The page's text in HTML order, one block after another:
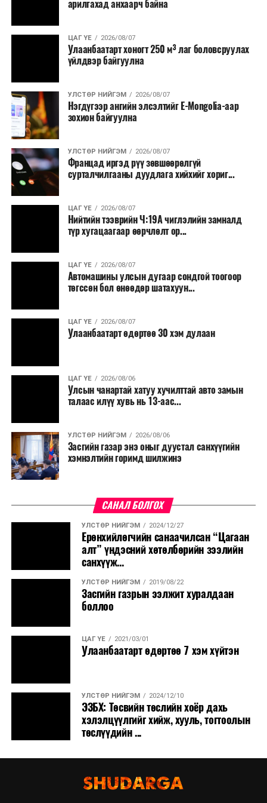
арилгахад анхаарч байна
ЦАГ ҮЕ 2026/08/07
Улаанбаатарт хоногт 250 м³ лаг боловсруулах
үйлдвэр байгуулна
УЛСТӨР НИЙГЭМ 2026/08/07
Нэгдүгээр ангийн элсэлтийг E-Mongolia-аар
зохион байгуулна
УЛСТӨР НИЙГЭМ 2026/08/07
Францад иргэд рүү зөвшөөрөлгүй
сурталчилгааны дуудлага хийхийг хориг...
ЦАГ ҮЕ 2026/08/07
Нийтийн тээврийн Ч:19А чиглэлийн замналд
түр хугацаагаар өөрчлөлт ор...
ЦАГ ҮЕ 2026/08/07
Автомашины улсын дугаар сондгой тоогоор
төгссөн бол өнөөдөр шатахуун...
ЦАГ ҮЕ 2026/08/07
Улаанбаатарт өдөртөө 30 хэм дулаан
ЦАГ ҮЕ 2026/08/06
Улсын чанартай хатуу хучилттай авто замын
талаас илүү хувь нь 13-аас...
УЛСТӨР НИЙГЭМ 2026/08/06
Засгийн газар энэ оныг дуустал санхүүгийн
хэмнэлтийн горимд шилжинэ
САНАЛ БОЛГОХ
УЛСТӨР НИЙГЭМ 2024/12/27
Ерөнхийлөгчийн санаачилсан “Цагаан
алт” үндэсний хөтөлбөрийн зээлийн
санхүүж...
УЛСТӨР НИЙГЭМ 2019/08/22
Засгийн газрын ээлжит хуралдаан
боллоо
ЦАГ ҮЕ 2021/03/01
Улаанбаатарт өдөртөө 7 хэм хүйтэн
УЛСТӨР НИЙГЭМ 2024/12/10
ЭЗБХ: Төсвийн төслийн хоёр дахь
хэлэлцүүлгийг хийж, хууль, тогтоолын
төслүүдийн ...